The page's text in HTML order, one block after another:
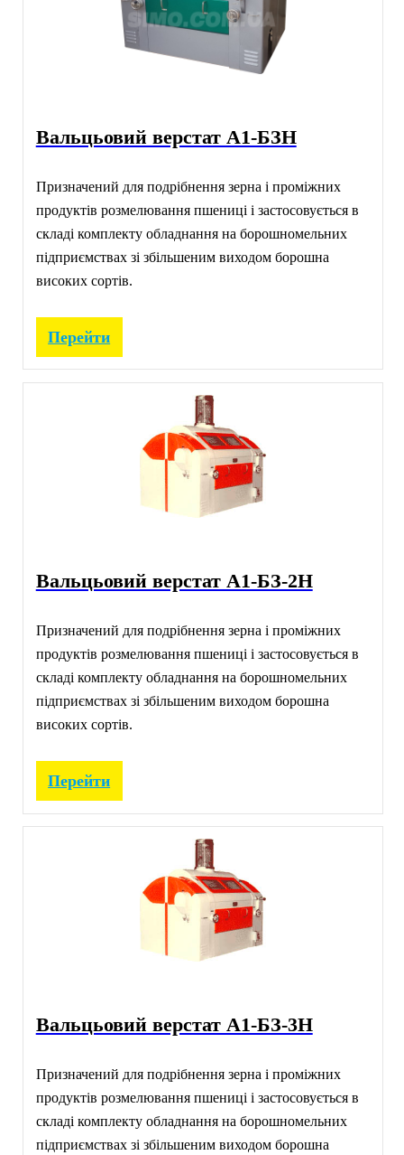
Вальцьовий верстат А1-БЗН
Призначений для подрібнення зерна і проміжних
продуктів розмелювання пшениці і застосовується в
складі комплекту обладнання на борошномельних
підприємствах зі збільшеним виходом борошна
високих сортів.
Перейти
Вальцьовий верстат А1-БЗ-2Н
Призначений для подрібнення зерна і проміжних
продуктів розмелювання пшениці і застосовується в
складі комплекту обладнання на борошномельних
підприємствах зі збільшеним виходом борошна
високих сортів.
Перейти
Вальцьовий верстат А1-БЗ-3Н
Призначений для подрібнення зерна і проміжних
продуктів розмелювання пшениці і застосовується в
складі комплекту обладнання на борошномельних
підприємствах зі збільшеним виходом борошна